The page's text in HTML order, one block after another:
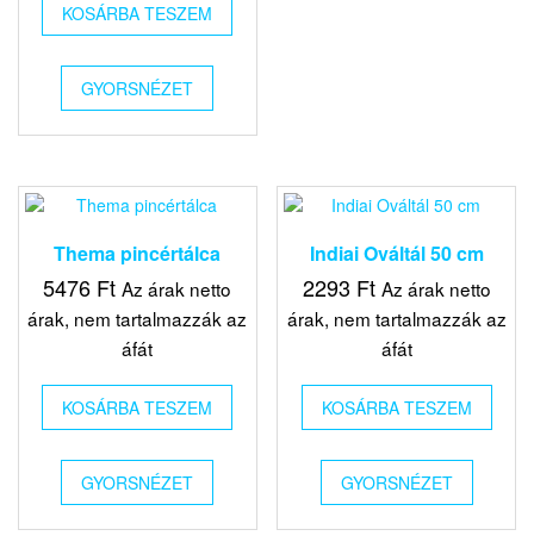
KOSÁRBA TESZEM
GYORSNÉZET
Thema pincértálca
5476 Ft Az árak netto
árak, nem tartalmazzák az
áfát
KOSÁRBA TESZEM
GYORSNÉZET
Indiai Ováltál 50 cm
2293 Ft Az árak netto
árak, nem tartalmazzák az
áfát
KOSÁRBA TESZEM
GYORSNÉZET